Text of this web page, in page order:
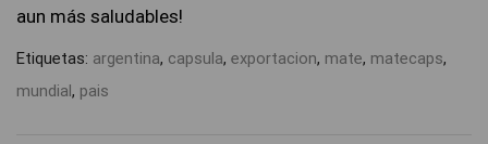
aun más saludables!
Etiquetas: argentina, capsula, exportacion, mate, matecaps,
mundial, pais